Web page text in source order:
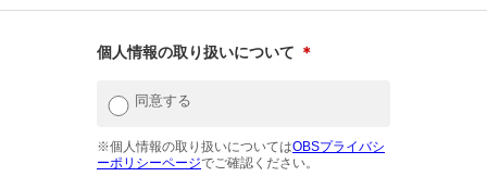
個人情報の取り扱いについて ＊
同意する
※個人情報の取り扱いについてはOBSプライバシ
ーポリシーページでご確認ください。